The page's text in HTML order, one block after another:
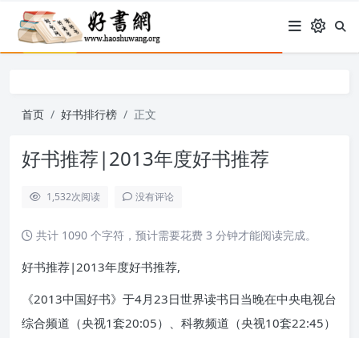
首页 好书排行榜 正文
好书推荐|2013年度好书推荐
1,532次阅读 没有评论
共计 1090 个字符，预计需要花费 3 分钟才能阅读完成。
好书推荐|2013年度好书推荐,
《2013中国好书》于4月23日世界读书日当晚在中央电视台
综合频道（央视1套20:05）、科教频道（央视10套22:45）